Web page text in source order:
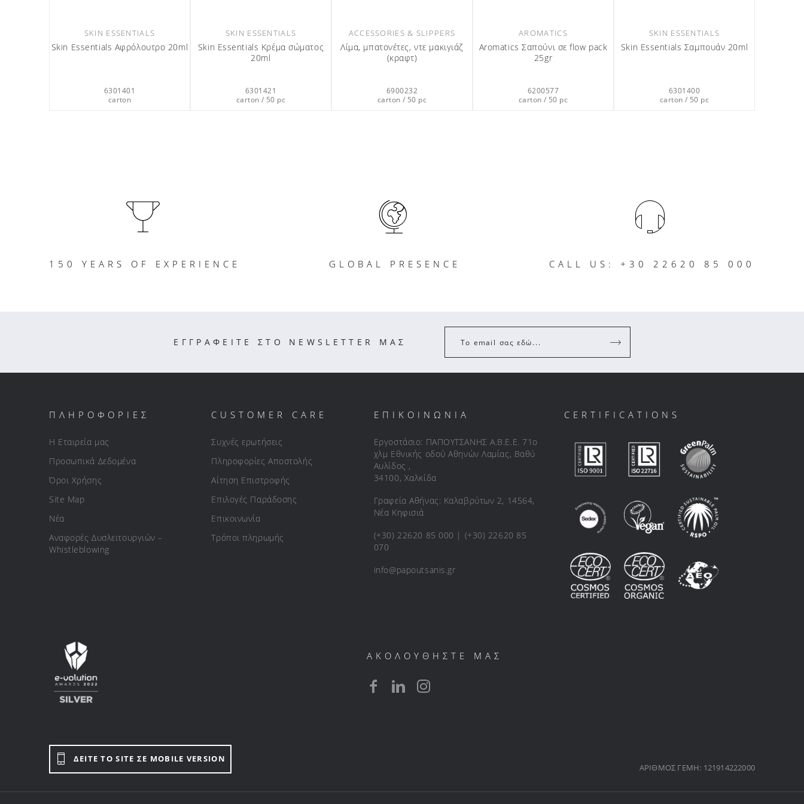
SKIN ESSENTIALS
Skin Essentials Aφρόλουτρο 20ml
6301401
carton
SKIN ESSENTIALS
Skin Essentials Κρέμα σώματος
20ml
6301421
carton / 50 pc
ACCESSORIES & SLIPPERS
Λίμα, μπατονέτες, ντε μακιγιάζ
(κραφτ)
6900232
carton / 50 pc
AROMATICS
Aromatics Σαπούνι σε flow pack
25gr
6200577
carton / 50 pc
SKIN ESSENTIALS
Skin Essentials Σαμπουάν 20ml
6301400
carton / 50 pc
150 YEARS OF EXPERIENCE GLOBAL PRESENCE CALL US: +30 22620 85 000
ΕΓΓΡΑΦΕΙΤΕ ΣΤΟ NEWSLETTER ΜΑΣ Το email σας εδώ...
ΠΛΗΡΟΦΟΡΙΕΣ
Η Εταιρεία μας
Προσωπικά Δεδομένα
Όροι Χρήσης
Site Map
Νέα
Αναφορές Δυσλειτουργιών –
Whistleblowing
CUSTOMER CARE
Συχνές ερωτήσεις
Πληροφορίες Αποστολής
Αίτηση Επιστροφής
Επιλογές Παράδοσης
Επικοινωνία
Τρόποι πληρωμής
ΕΠΙΚΟΙΝΩΝΙΑ
Εργοστάσιο: ΠΑΠΟΥΤΣΑΝΗΣ Α.Β.Ε.Ε. 71ο
χλμ Εθνικής οδού Αθηνών Λαμίας, Βαθύ
Αυλίδος ,
34100, Χαλκίδα
Γραφεία Αθήνας: Καλαβρύτων 2, 14564,
Νέα Κηφισιά
(+30) 22620 85 000 | (+30) 22620 85
070
info@papoutsanis.gr
CERTIFICATIONS
ΑΚΟΛΟΥΘΗΣΤΕ ΜΑΣ
ΔΕΙΤΕ ΤΟ SITE ΣΕ MOBILE VERSION
ΑΡΙΘΜΟΣ ΓΕΜΗ: 121914222000